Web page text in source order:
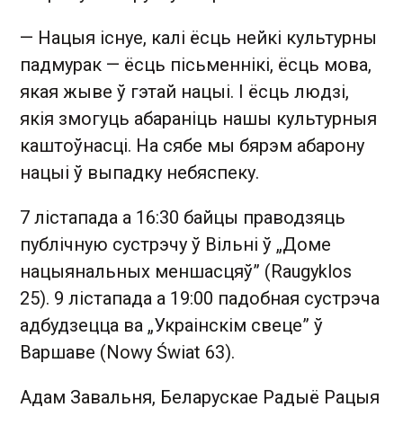
— Нацыя існуе, калі ёсць нейкі культурны
падмурак — ёсць пісьменнікі, ёсць мова,
якая жыве ў гэтай нацыі. І ёсць людзі,
якія змогуць абараніць нашы культурныя
каштоўнасці. На сябе мы бярэм абарону
нацыі ў выпадку небяспеку.
7 лістапада а 16:30 байцы праводзяць
публічную сустрэчу ў Вільні ў „Доме
нацыянальных меншасцяў” (Raugyklos
25). 9 лістапада а 19:00 падобная сустрэча
адбудзецца ва „Украінскім свеце” ў
Варшаве (Nowy Świat 63).
Адам Завальня, Беларускае Радыё Рацыя